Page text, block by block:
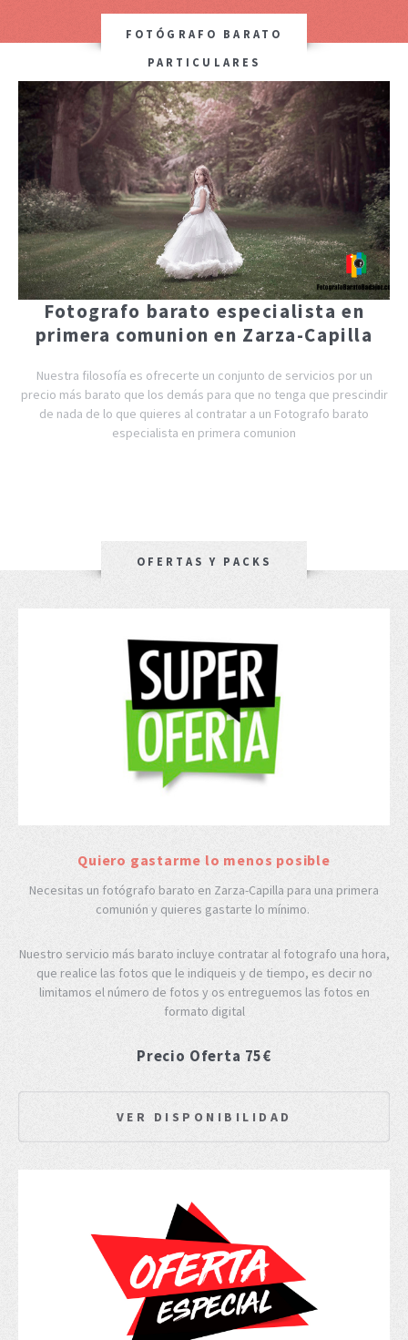
FOTÓGRAFO BARATO
PARTICULARES
Fotografo barato especialista en
primera comunion en Zarza-Capilla
Nuestra filosofía es ofrecerte un conjunto de servicios por un
precio más barato que los demás para que no tenga que prescindir
de nada de lo que quieres al contratar a un Fotografo barato
especialista en primera comunion
OFERTAS Y PACKS
Quiero gastarme lo menos posible
Necesitas un fotógrafo barato en Zarza-Capilla para una primera
comunión y quieres gastarte lo mínimo.
Nuestro servicio más barato incluye contratar al fotografo una hora,
que realice las fotos que le indiqueis y de tiempo, es decir no
limitamos el número de fotos y os entreguemos las fotos en
formato digital
Precio Oferta 75€
VER DISPONIBILIDAD